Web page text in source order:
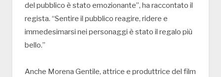
del pubblico è stato emozionante”, ha raccontato il
regista. “Sentire il pubblico reagire, ridere e
immedesimarsi nei personaggi è stato il regalo più
bello.”
Anche Morena Gentile, attrice e produttrice del film